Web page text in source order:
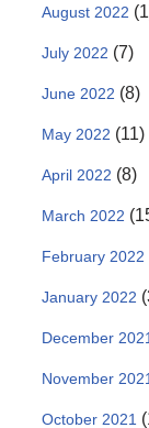
August 2022
July 2022 (7)
June 2022 (8)
May 2022 (11)
April 2022 (8)
March 2022
February 2022
January 2022
December 2021
November 2021
October 2021